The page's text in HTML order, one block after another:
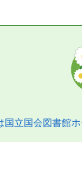
国立国会図書館